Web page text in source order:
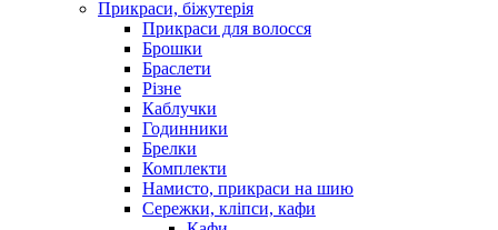
Прикраси, біжутерія
Прикраси для волосся
Брошки
Браслети
Різне
Каблучки
Годинники
Брелки
Комплекти
Намисто, прикраси на шию
Сережки, кліпси, кафи